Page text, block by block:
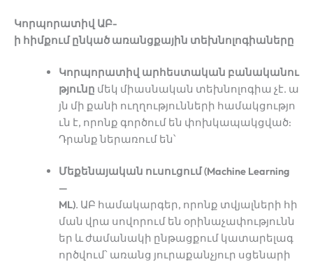
Կորպորատիվ ԱԲ-
ի հիմքում ընկած առանցքային տեխնոլոգիաները
Կորպորատիվ արհեստական բանականու
թյունը մեկ միասնական տեխնոլոգիա չէ. ա
յն մի քանի ուղղությունների համակցությո
ւն է, որոնք գործում են փոխկապակցված:
Դրանք ներառում են՝
Մեքենայական ուսուցում (Machine Learning
—
ML). ԱԲ համակարգեր, որոնք տվյալների հի
ման վրա սովորում են օրինաչափությունն
եր և ժամանակի ընթացքում կատարելագ
ործվում՝ առանց յուրաքանչյուր սցենարի